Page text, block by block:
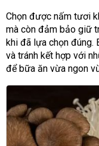
Chọn được nấm tươi
mà còn đảm bảo giữ
khi đã lựa chọn đúng.
và tránh kết hợp với
để bữa ăn vừa ngon